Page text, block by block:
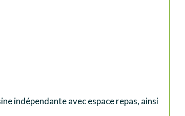
indépendante avec espace repas, ainsi